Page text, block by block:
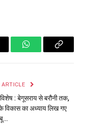
WhatsAppCopy
ARTICLE
: बेगूसराय से बरौनी तक,
के विकास का अध्याय लिख गए